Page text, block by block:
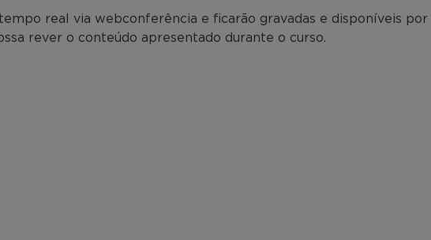
real via webconferência e ficarão gravadas e disponíveis por
rever o conteúdo apresentado durante o curso.